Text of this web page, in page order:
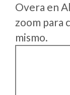
Overa en
zoom para
mismo.